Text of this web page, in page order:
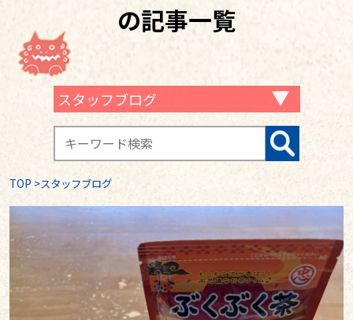
の記事一覧
スタッフブログ
TOP >スタッフブログ